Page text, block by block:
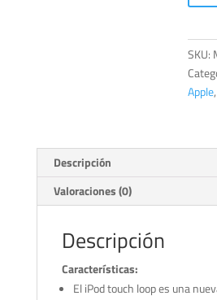
SKU:
Apple,
Descripción
Valoraciones (0)
Descripción
Características:
El iPod touch loop es una